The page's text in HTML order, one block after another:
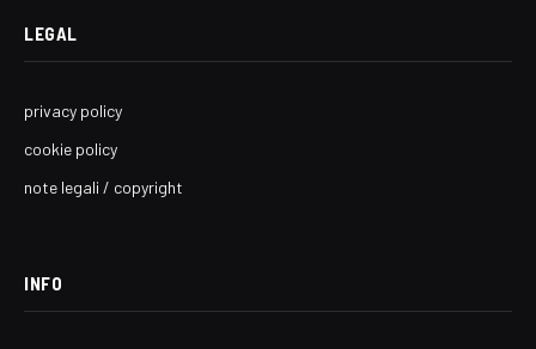
LEGAL
privacy policy
cookie policy
note legali / copyright
INFO